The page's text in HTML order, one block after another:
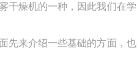
干燥机的一种，因此我们在
先来介绍一些基础的方面，